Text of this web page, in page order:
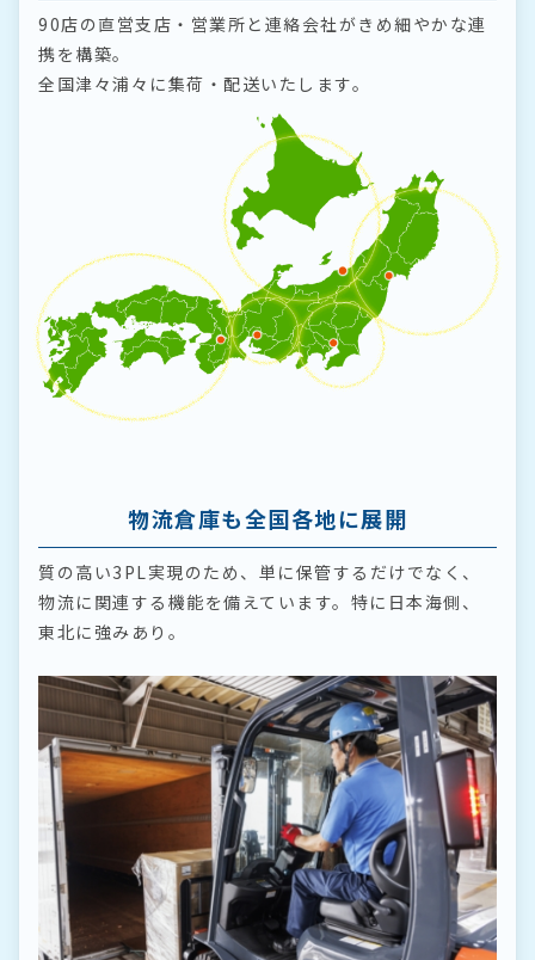
90店の直営支店・営業所と連絡会社がきめ細やかな連
携を構築。
全国津々浦々に集荷・配送いたします。
物流倉庫も全国各地に展開
質の高い3PL実現のため、単に保管するだけでなく、
物流に関連する機能を備えています。特に日本海側、
東北に強みあり。